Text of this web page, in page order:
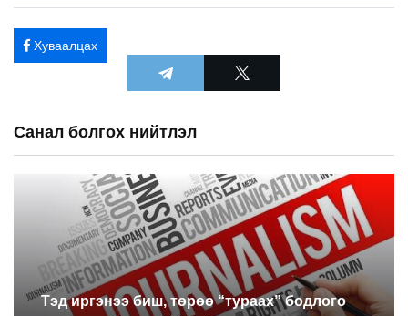
Хуваалцах
Санал болгох нийтлэл
Тэд иргэнээ биш, төрөө “тураах” бодлого